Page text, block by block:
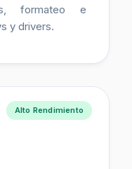
formateo e
y drivers.
Alto Rendimiento